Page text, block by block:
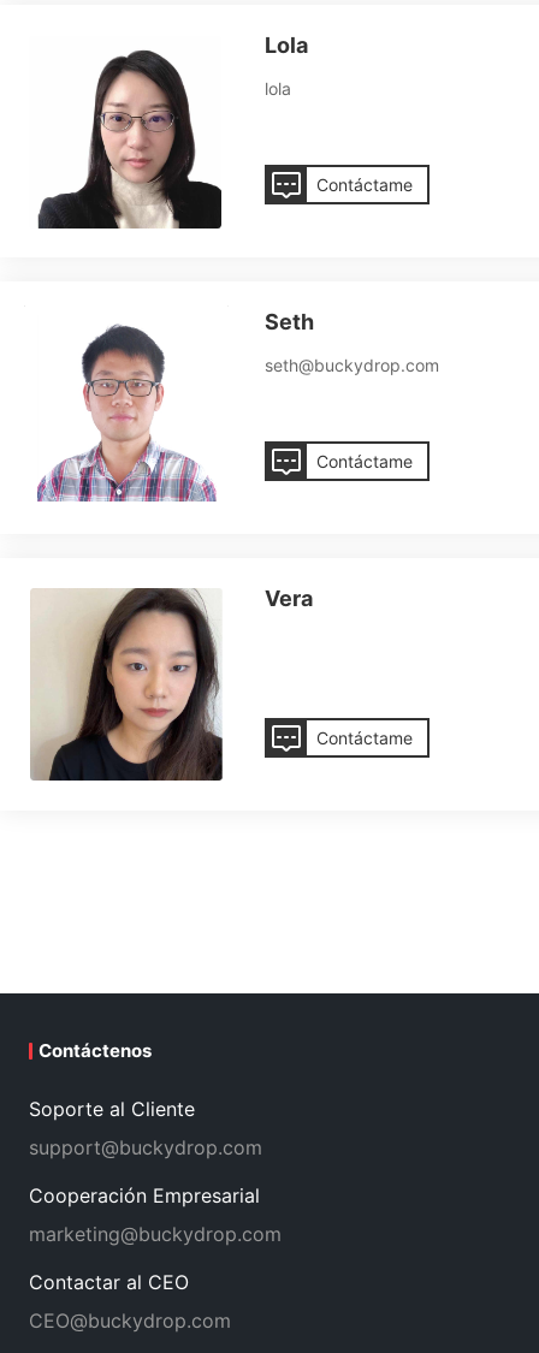
Lola
lola
Contáctame
Seth
seth@buckydrop.com
Contáctame
Vera
Contáctame
Contáctenos
Soporte al Cliente
support@buckydrop.com
Cooperación Empresarial
marketing@buckydrop.com
Contactar al CEO
CEO@buckydrop.com